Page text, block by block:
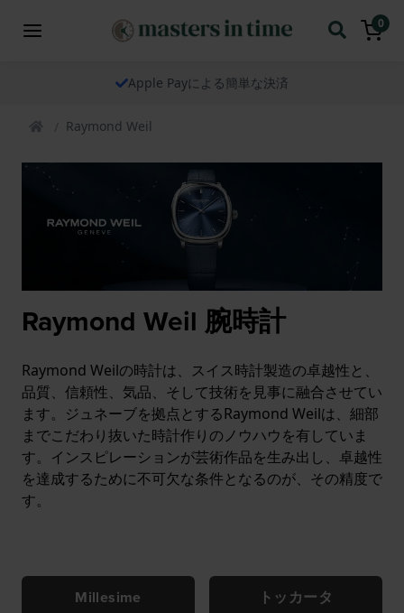
0
Apple Payによる簡単な決済
Raymond Weil
Raymond Weil 腕時計
Raymond Weilの時計は、スイス時計製造の卓越性と、
品質、信頼性、気品、そして技術を見事に融合させてい
ます。ジュネーブを拠点とするRaymond Weilは、細部
までこだわり抜いた時計作りのノウハウを有していま
す。インスピレーションが芸術作品を生み出し、卓越性
を達成するために不可欠な条件となるのが、その精度で
す。
Millesime トッカータ